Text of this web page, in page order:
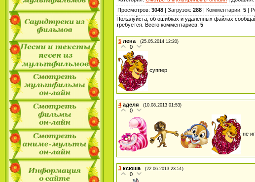
Просмотров: 3048 | Загрузок: 288 | Комментарии: 5 |
Пожалуйста, об ошибках и удаленных файлах
требуется. Всего комментариев: 5
5 лена (25.05.2014 12:20)
0
суппер
4 аделя (10.08.2013 01:53)
0
не
3 ксюша (22.06.2013 23:51)
0